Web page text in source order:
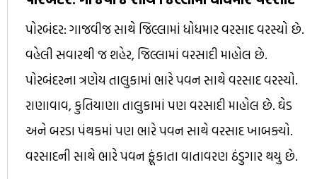
પોરબંદર: ગાજવીજ સાથે જિલ્લામાં ધોધમાર વરસાદ વરસ્યો છે.
વહેલી સવારથી જ શહેર, જિલ્લામાં વરસાદી માહોલ છે.
પોરબંદરના ત્રણેય તાલુકામાં ભારે પવન સાથે વરસાદ વરસ્યો.
રાણાવાવ, કુતિયાણા તાલુકામાં પણ વરસાદી માહોલ છે. ઘેડ
અને બરડા પંથકમાં પણ ભારે પવન સાથે વરસાદ ખાબક્યો.
વરસાદની સાથે ભારે પવન ફૂંકાતા વાતાવરણ ઠંડુગાર થયુ છે.